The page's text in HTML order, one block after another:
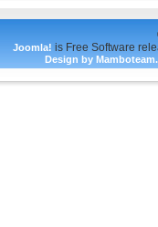
Joomla! is Free Software
Design by